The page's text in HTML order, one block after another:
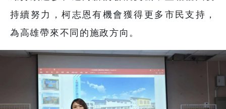
持續努力，柯志恩有機會獲得更多市民支持，
為高雄帶來不同的施政方向。